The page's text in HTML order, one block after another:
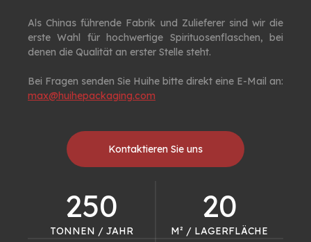
Als Chinas führende Fabrik und Zulieferer sind wir die
erste Wahl für hochwertige Spirituosenflaschen, bei
denen die Qualität an erster Stelle steht.
Bei Fragen senden Sie Huihe bitte direkt eine E-Mail an:
max@huihepackaging.com
Kontaktieren Sie uns
250
TONNEN / JAHR
20
M² / LAGERFLÄCHE